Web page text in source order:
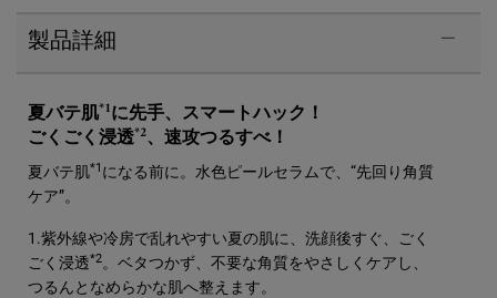
製品詳細
夏バテ肌*1に先手、スマートハック！
ごくごく浸透*2、速攻つるすべ！
夏バテ肌*1 になる前に。水色ピールセラムで、“先回り角質
ケア”。
1.紫外線や冷房で乱れやすい夏の肌に、洗顔後すぐ、ごく
ごく浸透*2。ベタつかず、不要な角質をやさしくケアし、
つるんとなめらかな肌へ整えます。